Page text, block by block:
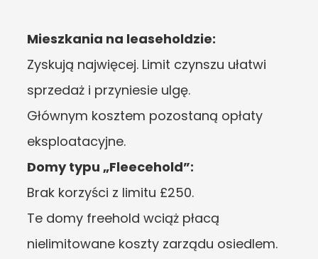
Mieszkania na leaseholdzie:
Zyskują najwięcej. Limit czynszu ułatwi
sprzedaż i przyniesie ulgę.
Głównym kosztem pozostaną opłaty
eksploatacyjne.
Domy typu „Fleecehold”:
Brak korzyści z limitu £250.
Te domy freehold wciąż płacą
nielimitowane koszty zarządu osiedlem.